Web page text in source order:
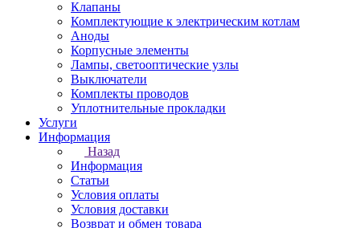
Клапаны
Комплектующие к электрическим котлам
Аноды
Корпусные элементы
Лампы, светооптические узлы
Выключатели
Комплекты проводов
Уплотнительные прокладки
Услуги
Информация
Назад
Информация
Статьи
Условия оплаты
Условия доставки
Возврат и обмен товара